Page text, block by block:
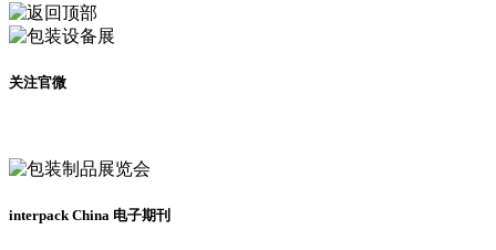
关注官微
interpack China 电子期刊